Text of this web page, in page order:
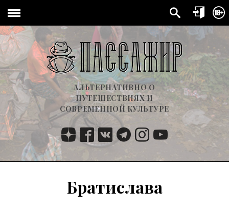
АЛЬТЕРНАТИВНО О
ПУТЕШЕСТВИЯХ И
СОВРЕМЕННОЙ КУЛЬТУРЕ
Братислава